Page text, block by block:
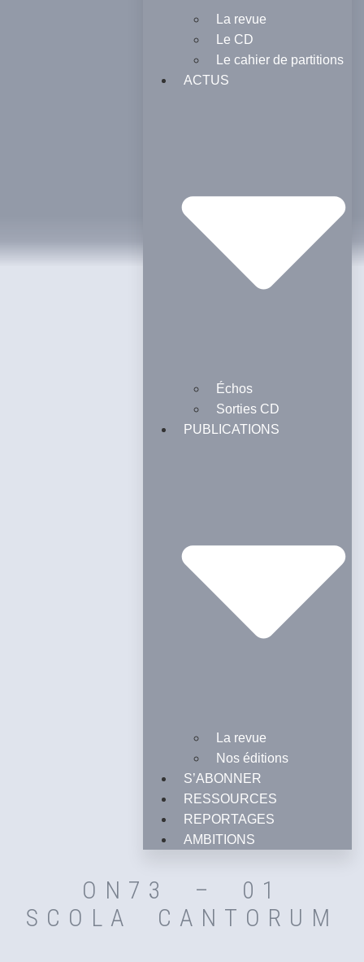
La revue
Le CD
Le cahier de partitions
ACTUS
Échos
Sorties CD
PUBLICATIONS
La revue
Nos éditions
S’ABONNER
RESSOURCES
REPORTAGES
AMBITIONS
ON73 – 01
SCOLA CANTORUM